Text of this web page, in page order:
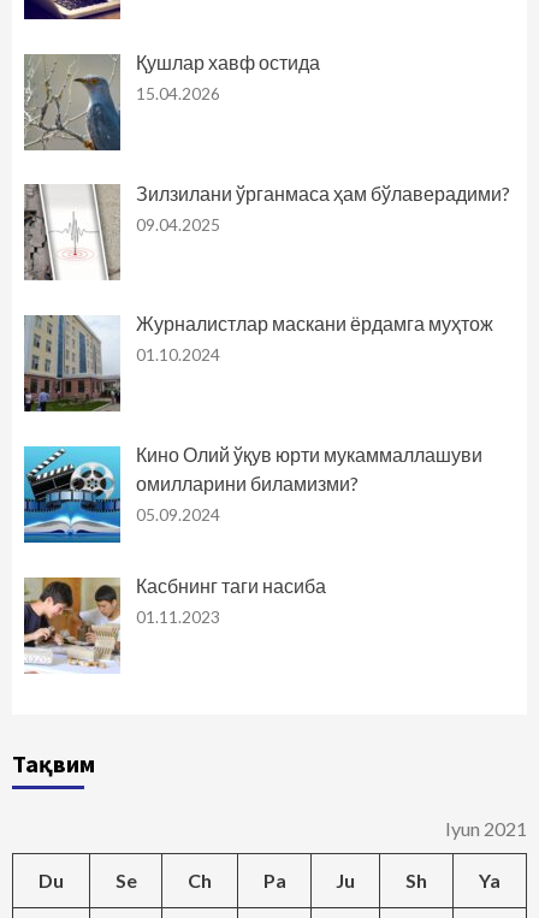
Қушлар хавф остида
15.04.2026
Зилзилани ўрганмаса ҳам бўлаверадими?
09.04.2025
Журналистлар маскани ёрдамга муҳтож
01.10.2024
Кино Олий ўқув юрти мукаммаллашуви
омилларини биламизми?
05.09.2024
Касбнинг таги насиба
01.11.2023
Тақвим
Iyun 2021
Du Se Ch Pa Ju Sh Ya